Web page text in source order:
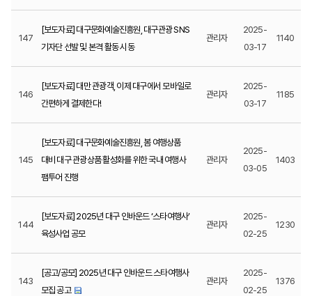
147
[보도자료] 대구문화예술진흥원, 대구관광 SNS
기자단 선발 및 본격 활동 시동
관리자
2025-
03-17
1140
146
[보도자료] 대만 관광객, 이제 대구에서 모바일로
간편하게 결제한다!
관리자
2025-
03-17
1185
145
[보도자료] 대구문화예술진흥원, 봄 여행상품
대비 대구 관광상품 활성화를 위한 국내 여행사
팸투어 진행
관리자
2025-
03-05
1403
144
[보도자료] 2025년 대구 인바운드 ‘스타여행사’
육성사업 공모
관리자
2025-
02-25
1230
143
[공고/공모] 2025년 대구 인바운드 스타여행사
모집 공고
관리자
2025-
02-25
1376